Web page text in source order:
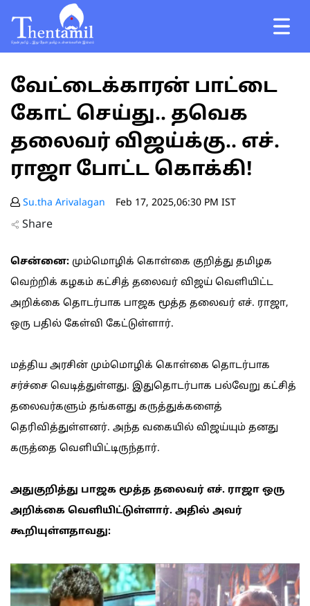
வேட்டைக்காரன் பாட்டை
கோட் செய்து.. தவெக
தலைவர் விஜய்க்கு.. எச்.
ராஜா போட்ட கொக்கி!
Su.tha Arivalagan Feb 17, 2025,06:30 PM IST
Share
சென்னை: மும்மொழிக் கொள்கை குறித்து தமிழக
வெற்றிக் கழகம் கட்சித் தலைவர் விஜய் வெளியிட்ட
அறிக்கை தொடர்பாக பாஜக மூத்த தலைவர் எச். ராஜா,
ஒரு பதில் கேள்வி கேட்டுள்ளார்.
மத்திய அரசின் மும்மொழிக் கொள்கை தொடர்பாக
சர்ச்சை வெடித்துள்ளது. இதுதொடர்பாக பல்வேறு கட்சித்
தலைவர்களும் தங்களது கருத்துக்களைத்
தெரிவித்துள்ளனர். அந்த வகையில் விஜய்யும் தனது
கருத்தை வெளியிட்டிருந்தார்.
அதுகுறித்து பாஜக மூத்த தலைவர் எச். ராஜா ஒரு
அறிக்கை வெளியிட்டுள்ளார். அதில் அவர்
கூறியுள்ளதாவது: